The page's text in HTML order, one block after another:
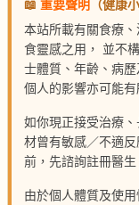
📖 重要聲明
（健康
本站所載有關食療
食靈感之用， 並不
士體質、年齡、病
個人的影響亦可能有
如你現正接受治療
材曾有敏感／不適
前，先諮詢註冊醫
由於個人體質及使